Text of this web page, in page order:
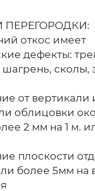
ПЕРЕГОРОДКИ:
откос имеет
дефекты:
сколы,
от вертикали
облицовки
2 мм на 1 м.
плоскости
более 5мм на